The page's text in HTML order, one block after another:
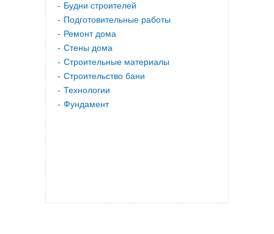
Будни строителей
Подготовительные работы
Ремонт дома
Стены дома
Строительные материалы
Строительство бани
Технологии
Фундамент